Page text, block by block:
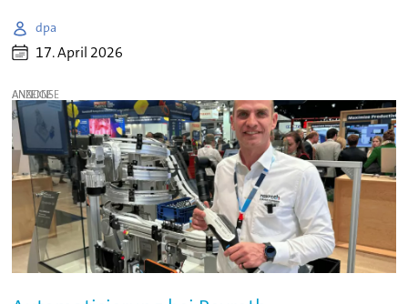
dpa
17. April 2026
ANZEIGE